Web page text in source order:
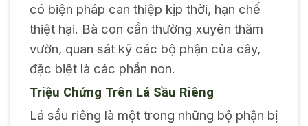
có biện pháp can thiệp kịp thời, hạn chế
thiệt hại. Bà con cần thường xuyên thăm
vườn, quan sát kỹ các bộ phận của cây,
đặc biệt là các phần non.
Triệu Chứng Trên Lá Sầu Riêng
Lá sầu riêng là một trong những bộ phận bị